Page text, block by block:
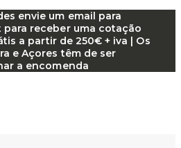
envie um email para
receber uma cotação
a partir de 250€ + iva | Os
e Açores têm de ser
a encomenda